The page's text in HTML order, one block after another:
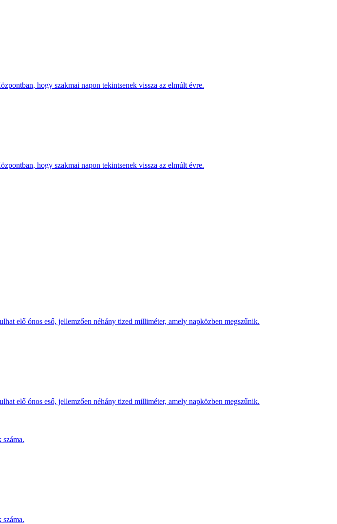
hogy szakmai napon tekintsenek vissza az elmúlt évre.
hogy szakmai napon tekintsenek vissza az elmúlt évre.
elő ónos eső, jellemzően néhány tized milliméter, amely napközben megszűnik.
elő ónos eső, jellemzően néhány tized milliméter, amely napközben megszűnik.